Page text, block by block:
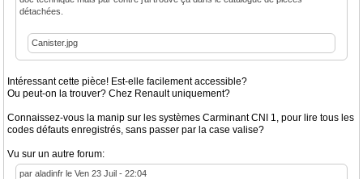
détachées.
Canister.jpg
Intéressant cette pièce! Est-elle facilement accessible?
Ou peut-on la trouver? Chez Renault uniquement?
Connaissez-vous la manip sur les systèmes Carminant CNI 1, pour lire tous les
codes défauts enregistrés, sans passer par la case valise?
Vu sur un autre forum:
par aladinfr le Ven 23 Juil - 22:04